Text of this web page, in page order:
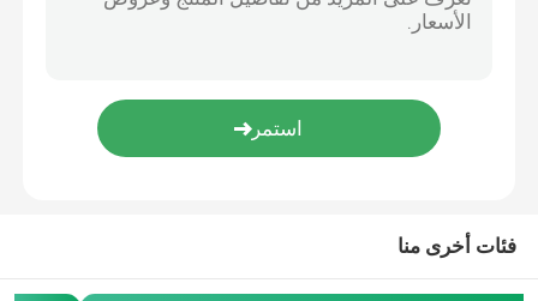
تلميع المواد الاستهلاكية
فئات أخرى منا